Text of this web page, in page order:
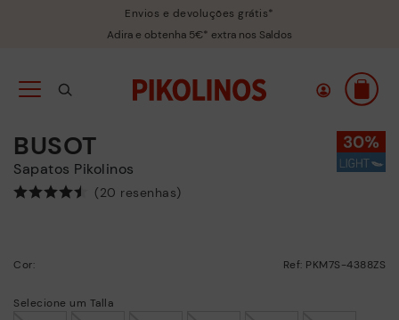
Envios e devoluções grátis*
Adira e obtenha 5€* extra nos Saldos
BUSOT
Sapatos Pikolinos
(20 resenhas)
Cor: Ref: PKM7S-4388ZS
Selecione um Talla